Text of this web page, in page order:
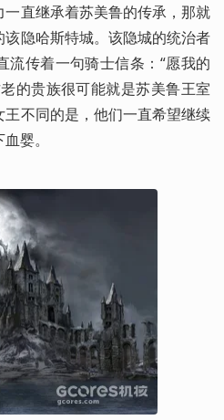
直继承着苏美鲁的传承，那就
隐哈斯特城。该隐城的统治者
流传着一句骑士信条：“愿我的
的贵族很可能就是苏美鲁王室
不同的是，他们一直希望继续
婴。